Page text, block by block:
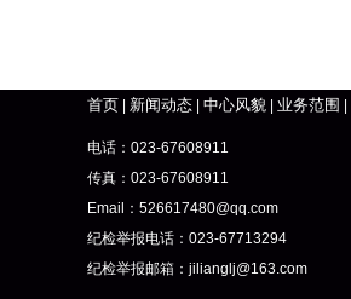
首页 | 新闻动态 | 中心风貌 | 业务范围 |
电话：023-67608911
传真：023-67608911
Email：526617480@qq.com
纪检举报电话：023-67713294
纪检举报邮箱： jilianglj@163.com